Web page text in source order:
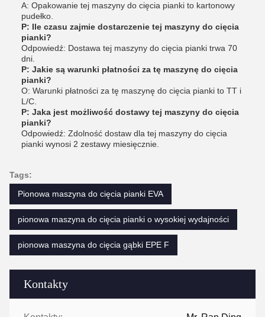
Kontakty
A: Opakowanie tej maszyny do cięcia pianki to kartonowy
pudełko.
P: Ile czasu zajmie dostarczenie tej maszyny do cięcia
pianki?
Odpowiedź: Dostawa tej maszyny do cięcia pianki trwa 70
dni.
P: Jakie są warunki płatności za tę maszynę do cięcia
pianki?
O: Warunki płatności za tę maszynę do cięcia pianki to TT i
L/C.
P: Jaka jest możliwość dostawy tej maszyny do cięcia
pianki?
Odpowiedź: Zdolność dostaw dla tej maszyny do cięcia
pianki wynosi 2 zestawy miesięcznie.
Tags:
Pionowa maszyna do cięcia pianki EVA
pionowa maszyna do cięcia pianki o wysokiej wydajności
pionowa maszyna do cięcia gąbki EPE F